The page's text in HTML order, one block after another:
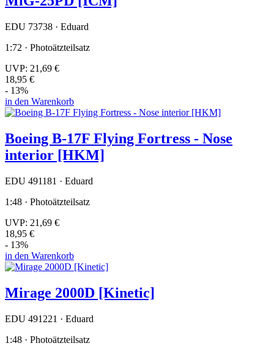
EDU 73738 · Eduard
1:72 · Photoätzteilsatz
UVP: 21,69 €
18,95 €
- 13%
in den Warenkorb
Boeing B-17F Flying Fortress - Nose
interior [HKM]
EDU 491181 · Eduard
1:48 · Photoätzteilsatz
UVP: 21,69 €
18,95 €
- 13%
in den Warenkorb
Mirage 2000D [Kinetic]
EDU 491221 · Eduard
1:48 · Photoätzteilsatz